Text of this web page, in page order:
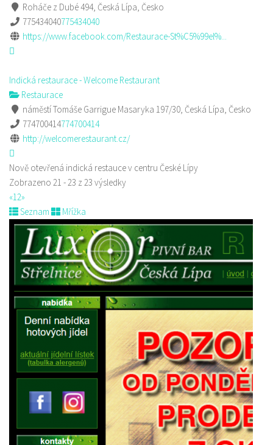
Roháče z Dubé 494, Česká Lípa, Česko
775434040775434040
https://www.facebook.com/Restaurace-St%C5%99el%...
Indická restaurace - Welcome Restaurant
Restaurace
náměstí Tomáše Garrigue Masaryka 197/30, Česká Lípa, Česko
774700414774700414
http://welcomerestaurant.cz/
Nově otevřená indická restauce v centru České Lípy
Zobrazeno 21 - 23 z 23 výsledky
«12»
Seznam
Mřížka